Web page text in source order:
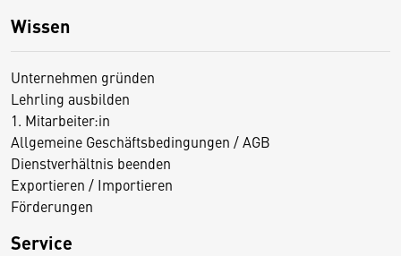
Wissen
Unternehmen gründen
Lehrling ausbilden
1. Mitarbeiter:in
Allgemeine Geschäftsbedingungen / AGB
Dienstverhältnis beenden
Exportieren / Importieren
Förderungen
Service